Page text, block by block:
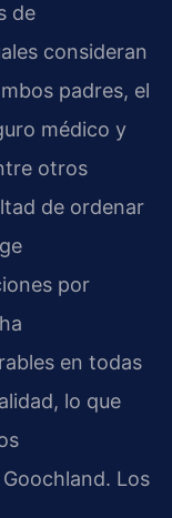
de
consideran
padres, el
médico y
otros
de ordenar
por
en todas
lo que
Los